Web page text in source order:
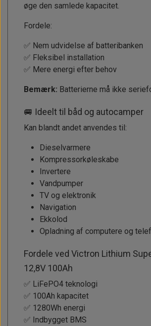
øge den samlede kapacitet.
Fordele:
✅ Nem udvidelse af batteribanken
✅ Fleksibel installation
✅ Mere energi efter behov
Bemærk: Batterierne må ikke
🚐 Ideelt til båd og autocamper
Kan blandt andet anvendes til:
Dieselvarmere
Kompressorkøleskabe
Invertere
Vandpumper
TV og elektronik
Navigation
Ekkolod
Opladning af computere og
Fordele ved Victron Lithium
12,8V 100Ah
✅ LiFePO4 teknologi
✅ 100Ah kapacitet
✅ 1280Wh energi
✅ Indbygget BMS